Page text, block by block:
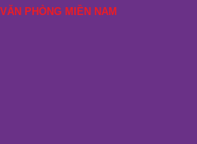
VĂN PHÒNG MIỀN NAM